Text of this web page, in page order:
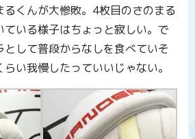
るくんが大惨敗。4枚目のさのまる
ている様子はちょっと寂しい。で
として普段からなしを食べていそ
い我慢したっていいじゃない。